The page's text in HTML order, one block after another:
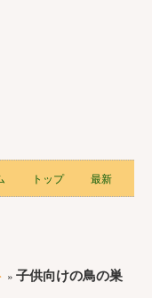
トップ 最新
» 子供向けの鳥の巣